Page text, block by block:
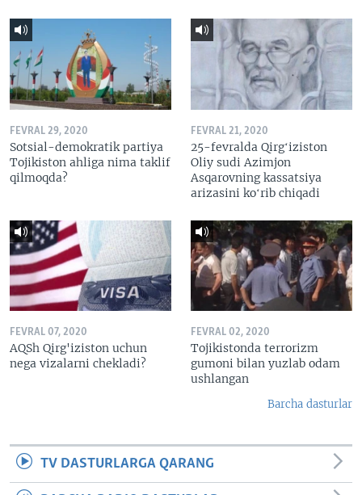
FEVRAL 29, 2020
Sotsial-demokratik partiya
Tojikiston ahliga nima taklif
qilmoqda?
FEVRAL 21, 2020
25-fevralda Qirgʻiziston
Oliy sudi Azimjon
Asqarovning kassatsiya
arizasini koʻrib chiqadi
FEVRAL 07, 2020
AQSh Qirg'iziston uchun
nega vizalarni chekladi?
FEVRAL 02, 2020
Tojikistonda terrorizm
gumoni bilan yuzlab odam
ushlangan
Barcha dasturlar
TV DASTURLARGA QARANG